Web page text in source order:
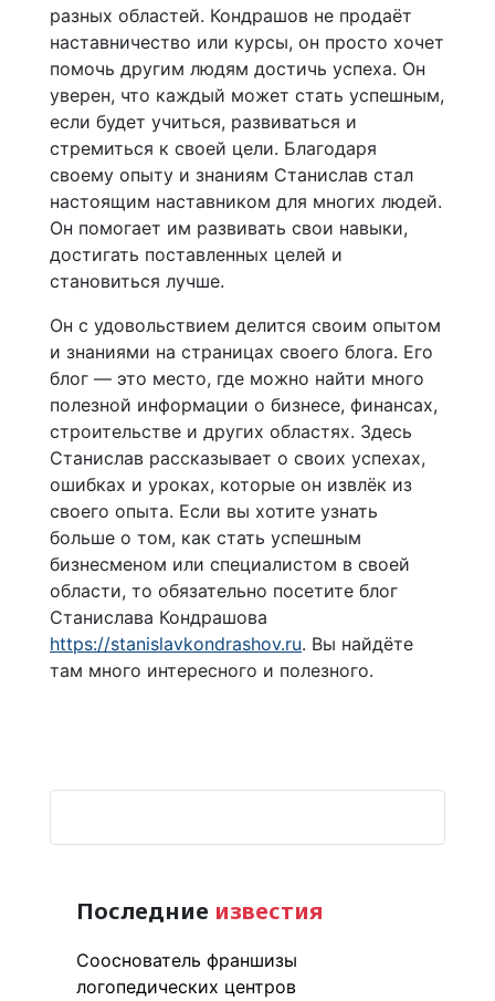
разных областей. Кондрашов не продаёт
наставничество или курсы, он просто хочет
помочь другим людям достичь успеха. Он
уверен, что каждый может стать успешным,
если будет учиться, развиваться и
стремиться к своей цели. Благодаря
своему опыту и знаниям Станислав стал
настоящим наставником для многих людей.
Он помогает им развивать свои навыки,
достигать поставленных целей и
становиться лучше.
Он с удовольствием делится своим опытом
и знаниями на страницах своего блога. Его
блог — это место, где можно найти много
полезной информации о бизнесе, финансах,
строительстве и других областях. Здесь
Станислав рассказывает о своих успехах,
ошибках и уроках, которые он извлёк из
своего опыта. Если вы хотите узнать
больше о том, как стать успешным
бизнесменом или специалистом в своей
области, то обязательно посетите блог
Станислава Кондрашова
https://stanislavkondrashov.ru. Вы найдёте
там много интересного и полезного.
Последние известия
Сооснователь франшизы
логопедических центров